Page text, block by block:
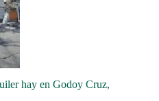
hay en Godoy Cruz,